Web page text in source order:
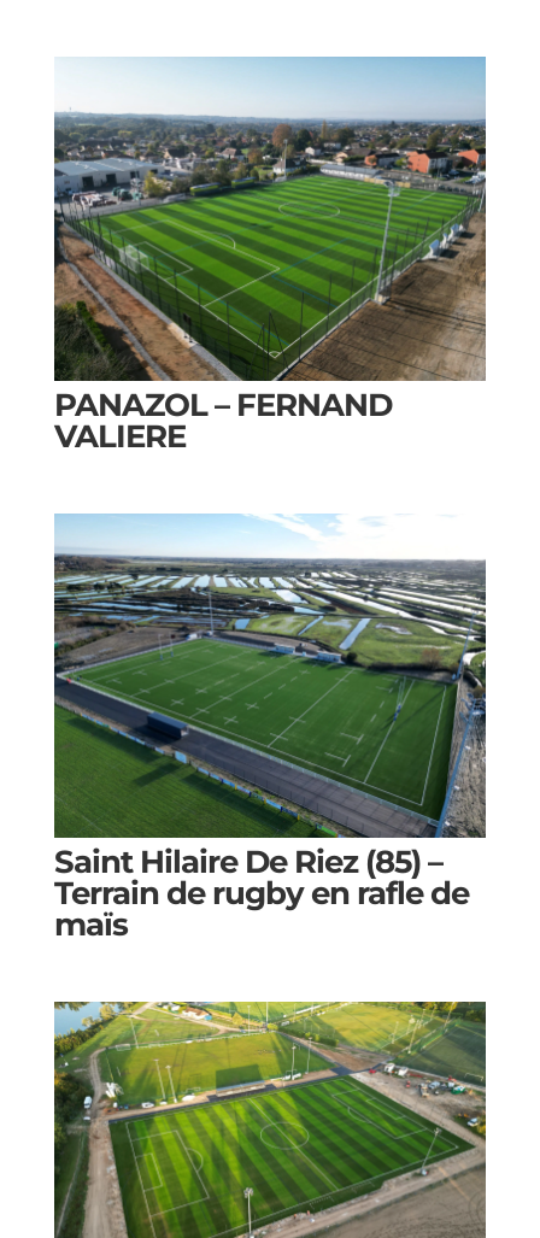
PANAZOL – FERNAND
VALIERE
Saint Hilaire De Riez (85) –
Terrain de rugby en rafle de
maïs